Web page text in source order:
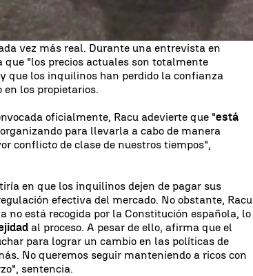
El Sindicato de Inquilinos de Madrid,
Racu, ha señalado que unahuelga de
vez más real. Durante una entrevista en
"los precios actuales son totalmente
que los inquilinos han perdido la confianza
los propietarios.
oficialmente, Racu adevierte que "está
para llevarla a cabo de manera
conflicto de clase de nuestros tiempos",
en que los inquilinos dejen de pagar sus
efectiva del mercado. No obstante, Racu
no está recogida por la Constitución española, lo
al proceso. A pesar de ello, afirma que el
para lograr un cambio en las políticas de
No queremos seguir manteniendo a ricos con
sentencia.